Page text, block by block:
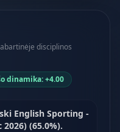
disciplinos
dinamika: +4.00
English Sporting -
(65.0%).